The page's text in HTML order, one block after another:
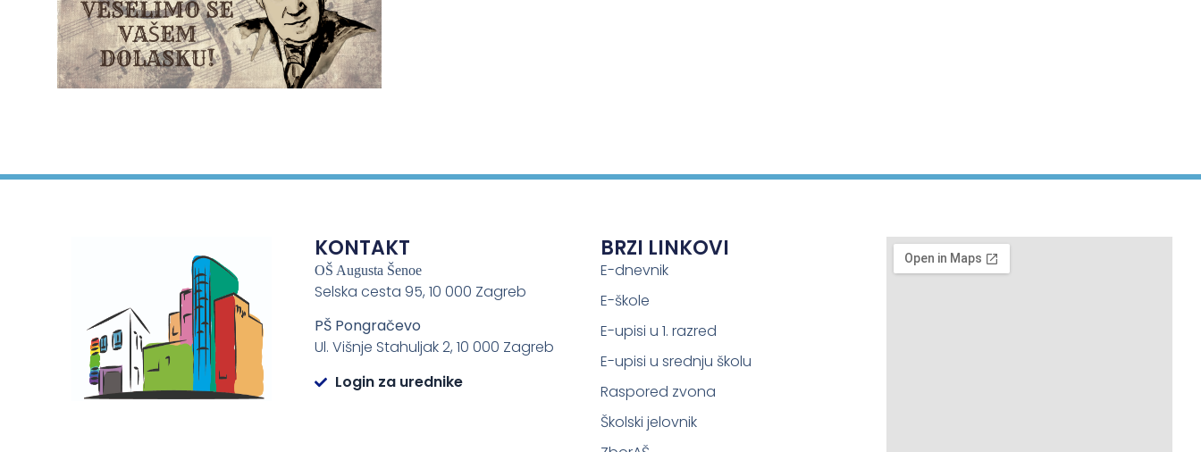
KONTAKT
OŠ Augusta Šenoe
Selska cesta 95, 10 000 Zagreb
PŠ Pongračevo
Ul. Višnje Stahuljak 2, 10 000 Zagreb
Login za urednike
BRZI LINKOVI
E-dnevnik
E-škole
E-upisi u 1. razred
E-upisi u srednju školu
Raspored zvona
Školski jelovnik